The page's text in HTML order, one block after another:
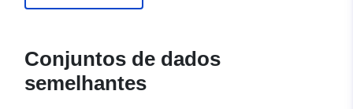
0220-4009-b2f5-
Conjuntos de dados
semelhantes